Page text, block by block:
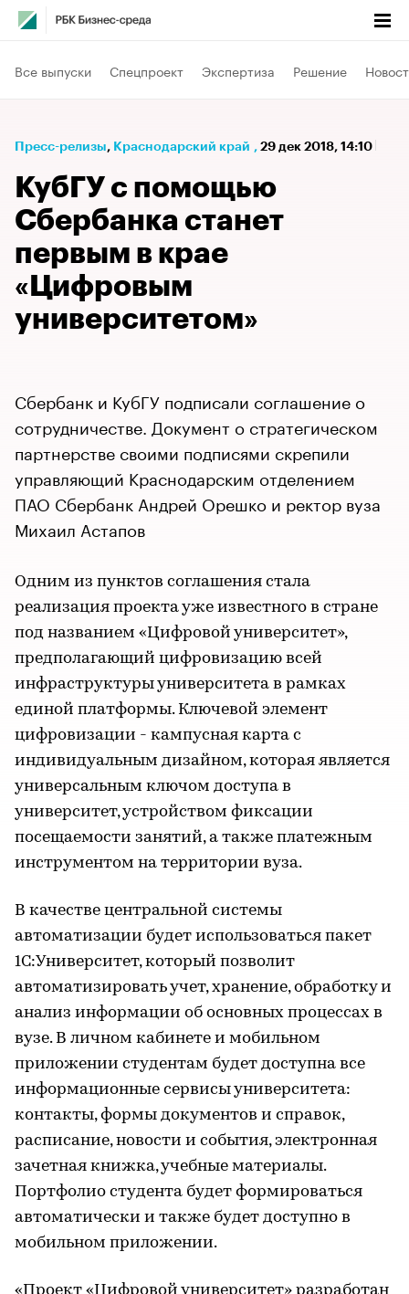
Все выпуски Спецпроект Экспертиза Решение
Пресс-релизы⁠, Краснодарский край , 29 дек 2018, 14:10
КубГУ с помощью
Сбербанка станет
первым в крае
«Цифровым
университетом»
Сбербанк и КубГУ подписали соглашение о
сотрудничестве. Документ о стратегическом
партнерстве своими подписями скрепили
управляющий Краснодарским отделением
ПАО Сбербанк Андрей Орешко и ректор вуза
Михаил Астапов
Одним из пунктов соглашения стала
реализация проекта уже известного в стране
под названием «Цифровой университет»,
предполагающий цифровизацию всей
инфраструктуры университета в рамках
единой платформы. Ключевой элемент
цифровизации - кампусная карта с
индивидуальным дизайном, которая является
универсальным ключом доступа в
университет, устройством фиксации
посещаемости занятий, а также платежным
инструментом на территории вуза.
В качестве центральной системы
автоматизации будет использоваться пакет
1С:Университет, который позволит
автоматизировать учет, хранение, обработку и
анализ информации об основных процессах в
вузе. В личном кабинете и мобильном
приложении студентам будет доступна все
информационные сервисы университета:
контакты, формы документов и справок,
расписание, новости и события, электронная
зачетная книжка, учебные материалы.
Портфолио студента будет формироваться
автоматически и также будет доступно в
мобильном приложении.